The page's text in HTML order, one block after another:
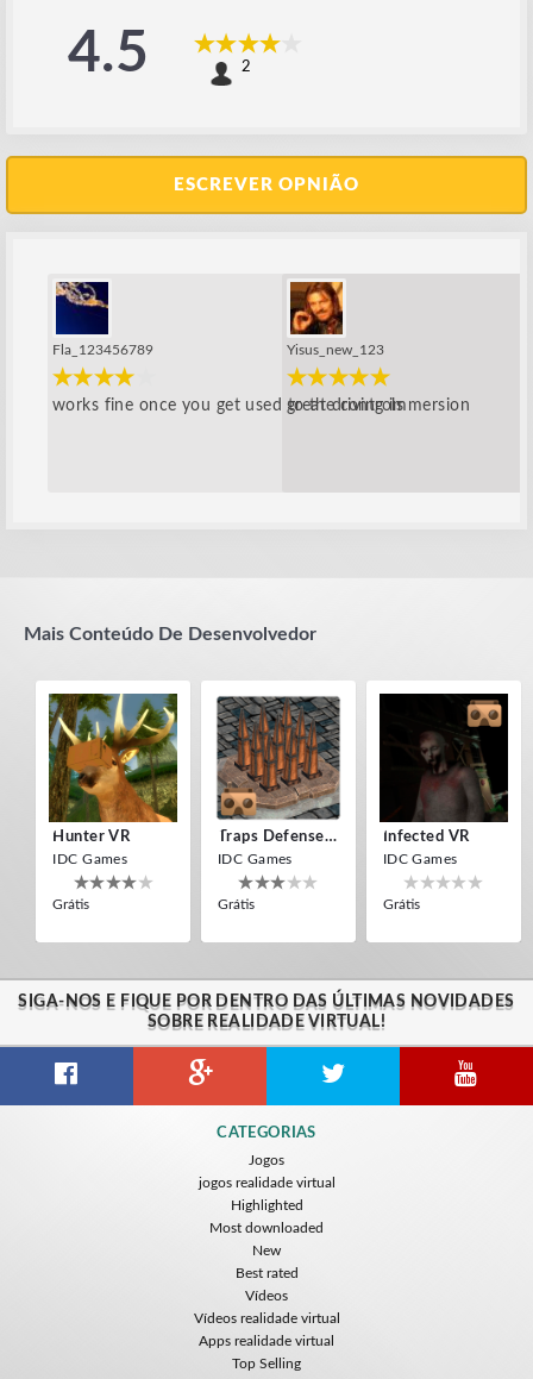
4.5 2
ESCREVER OPNIÃO
Fla_123456789
works fine once you get used to the controls
Yisus_new_123
great driving immersion
Mais Conteúdo De Desenvolvedor
Hunter VR
IDC Games
Grátis
Traps Defense VR
IDC Games
Grátis
Infected VR
IDC Games
Grátis
Cowboy VR
SIGA-NOS E FIQUE POR DENTRO DAS ÚLTIMAS NOVIDADES
SOBRE REALIDADE VIRTUAL!
CATEGORIAS
Jogos
jogos realidade virtual
Highlighted
Most downloaded
New
Best rated
Vídeos
Vídeos realidade virtual
Apps realidade virtual
Top Selling